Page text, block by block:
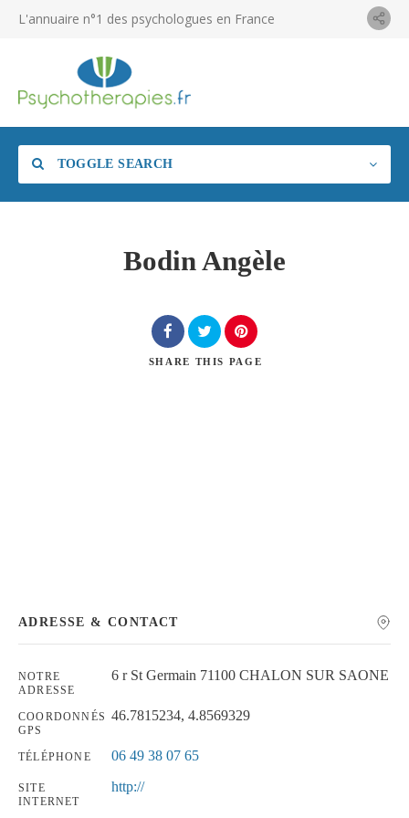
L'annuaire n°1 des psychologues en France
TOGGLE SEARCH
Bodin Angèle
SHARE THIS PAGE
ADRESSE & CONTACT
NOTRE
ADRESSE
6 r St Germain 71100 CHALON SUR SAONE
COORDONNÉS
GPS
46.7815234, 4.8569329
TÉLÉPHONE 06 49 38 07 65
SITE
INTERNET
http://